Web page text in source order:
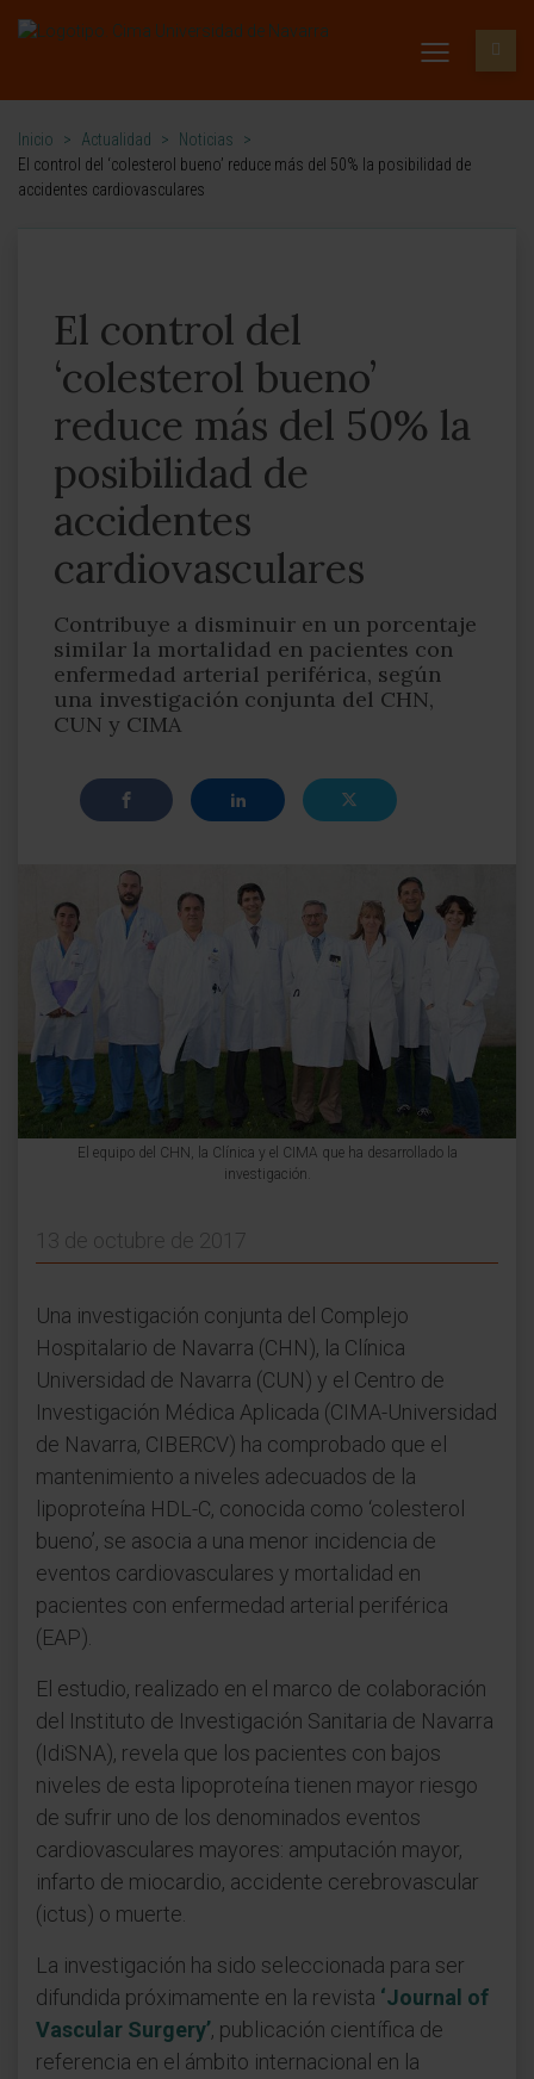
Inicio > Actualidad > Noticias
>
El control del ‘colesterol bueno’ reduce más del 50% la posibilidad de
accidentes cardiovasculares
El control del
‘colesterol bueno’
reduce más del 50% la
posibilidad de
accidentes
cardiovasculares
Contribuye a disminuir en un porcentaje
similar la mortalidad en pacientes con
enfermedad arterial periférica, según
una investigación conjunta del CHN,
CUN y CIMA
El equipo del CHN, la Clínica y el CIMA que ha desarrollado la
investigación.
13 de octubre de 2017
Una investigación conjunta del Complejo
Hospitalario de Navarra (CHN), la Clínica
Universidad de Navarra (CUN) y el Centro de
Investigación Médica Aplicada (CIMA-Universidad
de Navarra, CIBERCV) ha comprobado que el
mantenimiento a niveles adecuados de la
lipoproteína HDL-C, conocida como ‘colesterol
bueno’, se asocia a una menor incidencia de
eventos cardiovasculares y mortalidad en
pacientes con enfermedad arterial periférica
(EAP).
El estudio, realizado en el marco de colaboración
del Instituto de Investigación Sanitaria de Navarra
(IdiSNA), revela que los pacientes con bajos
niveles de esta lipoproteína tienen mayor riesgo
de sufrir uno de los denominados eventos
cardiovasculares mayores: amputación mayor,
infarto de miocardio, accidente cerebrovascular
(ictus) o muerte.
La investigación ha sido seleccionada para ser
difundida próximamente en la revista ‘Journal of
Vascular Surgery’, publicación científica de
referencia en el ámbito internacional en la